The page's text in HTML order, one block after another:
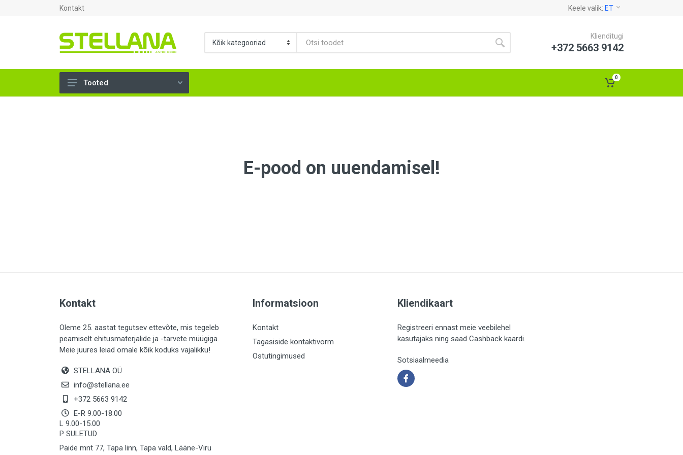
Kontakt Keele valik: ET
Klienditugi
+372 5663 9142
LIISTUD (183)
KIVID (31)
KATTED (133)
MAALRITARBED (1028)
SOOJUSTUS (15)
KEEMIA (222)
TÖÖRIIDED (117)
SAUN (8)
Tooted
0
E-pood on uuendamisel!
Kontakt
Oleme 25. aastat tegutsev ettevõte, mis tegeleb
peamiselt ehitusmaterjalide ja -tarvete müügiga.
Meie juures leiad omale kõik koduks vajalikku!
STELLANA OÜ
info@stellana.ee
+372 5663 9142
E-R 9.00-18.00
L 9.00-15.00
P SULETUD
Paide mnt 77, Tapa linn, Tapa vald, Lääne-Viru
Informatsioon
Kontakt
Tagasiside kontaktivorm
Ostutingimused
Kliendikaart
Registreeri ennast meie veebilehel
kasutajaks ning saad Cashback kaardi.
Sotsiaalmeedia